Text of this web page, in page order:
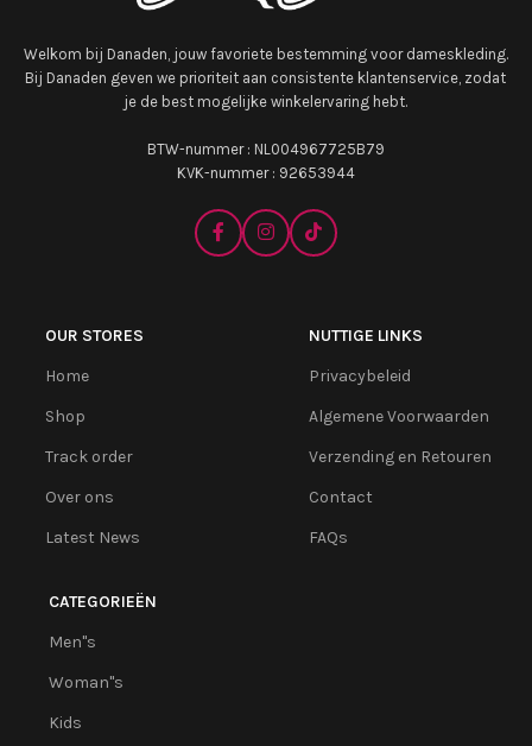
Welkom bij Danaden, jouw favoriete bestemming voor dameskleding.
Bij Danaden geven we prioriteit aan consistente klantenservice, zodat
je de best mogelijke winkelervaring hebt.
BTW-nummer : NL004967725B79
KVK-nummer : 92653944
OUR STORES
Home
Shop
Track order
Over ons
Latest News
NUTTIGE LINKS
Privacybeleid
Algemene Voorwaarden
Verzending en Retouren
Contact
FAQs
CATEGORIEËN
Men''s
Woman''s
Kids